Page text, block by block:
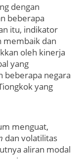
dengan
beberapa
itu, indikator
membaik dan
oleh kinerja
yang
beberapa negara
yang
menguat,
dan volatilitas
aliran modal